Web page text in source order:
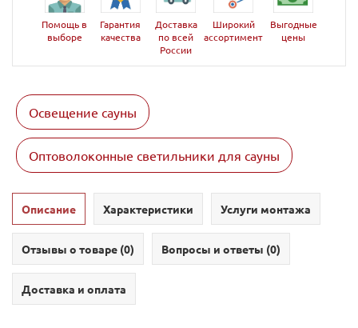
Помощь в
выборе
Гарантия
качества
Доставка
по всей
России
Широкий
ассортимент
Выгодные
цены
Освещение сауны
Оптоволоконные светильники для сауны
Описание Характеристики Услуги монтажа
Отзывы о товаре (0) Вопросы и ответы (0)
Доставка и оплата